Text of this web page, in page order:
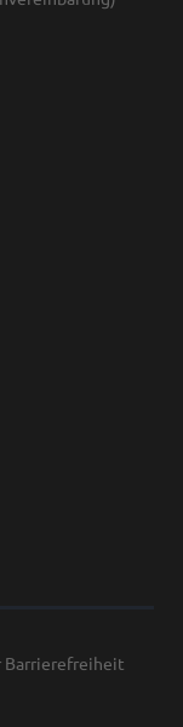
Barrierefreiheit